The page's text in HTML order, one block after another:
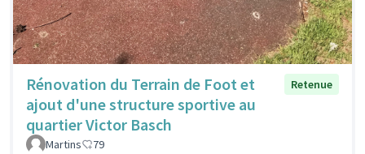
Rénovation du Terrain de Foot et
ajout d'une structure sportive au
quartier Victor Basch
Retenue
Martins 79